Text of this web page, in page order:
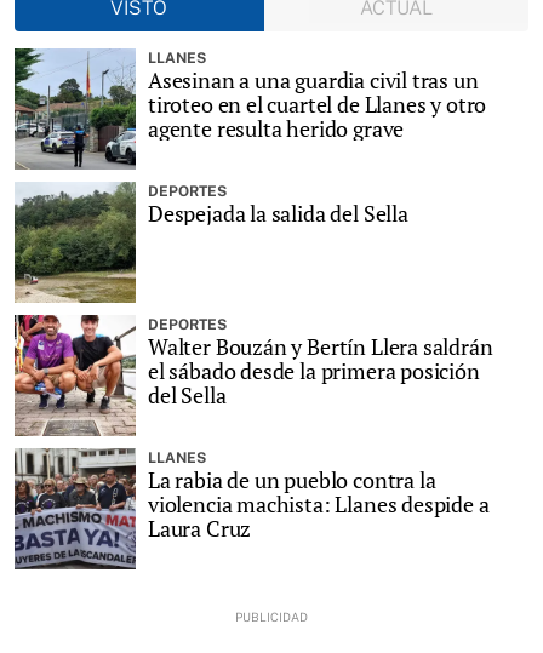
VISTO
ACTUAL
LLANES
Asesinan a una guardia civil tras un
tiroteo en el cuartel de Llanes y otro
agente resulta herido grave
DEPORTES
Despejada la salida del Sella
DEPORTES
Walter Bouzán y Bertín Llera saldrán
el sábado desde la primera posición
del Sella
LLANES
La rabia de un pueblo contra la
violencia machista: Llanes despide a
Laura Cruz